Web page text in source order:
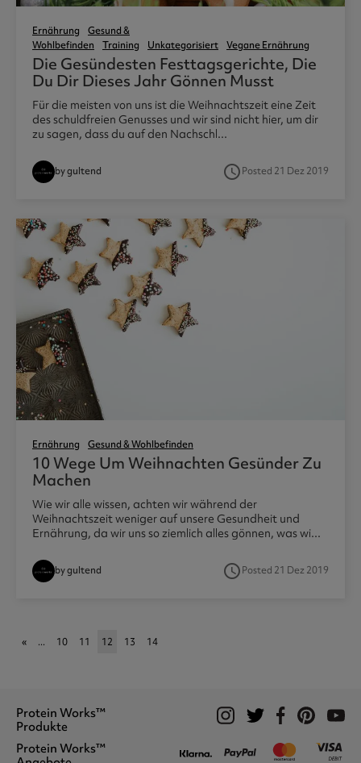
Ernährung
Gesund &
Wohlbefinden
Training Unkategorisiert Vegane Ernährung
Die Gesündesten Festtagsgerichte, Die
Du Dir Dieses Jahr Gönnen Musst
Für die meisten von uns ist die Weihnachtszeit eine Zeit
des schuldfreien Genusses und wir sind nicht hier, um dir
zu sagen, dass du auf den Nachschl...
by gultend access_timePosted 21 Dez 2019
Ernährung Gesund & Wohlbefinden
10 Wege Um Weihnachten Gesünder Zu
Machen
Wie wir alle wissen, achten wir während der
Weihnachtszeit weniger auf unsere Gesundheit und
Ernährung, da wir uns so ziemlich alles gönnen, was wi...
by gultend access_timePosted 21 Dez 2019
« ... 10 11 12 13 14
Protein Works™
Produkte
Proteinshakes
Protein Works™